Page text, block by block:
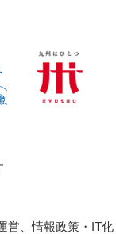
営、情報政策・IT化